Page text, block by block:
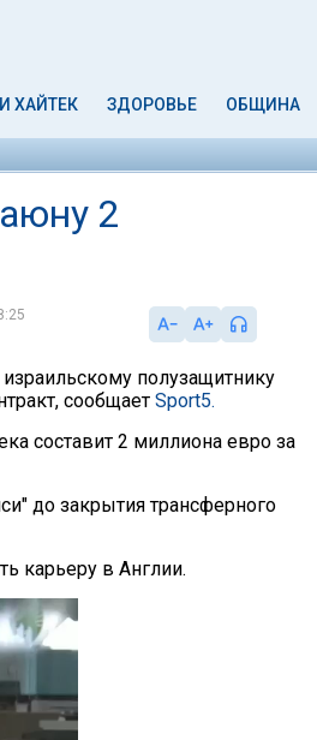
ХАЙТЕК ЗДОРОВЬЕ ОБЩИНА
2
полузащитнику
сообщает Sport5.
составит 2 миллиона евро за
до закрытия трансферного
карьеру в Англии.